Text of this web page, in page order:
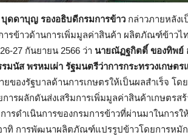
ดดาบุญ รองอธิบดีกรมการข้าว กล่าวภายหลัง
ารข้าวด้านการเพิ่มมูลค่าสินค้า ผลิตภัณฑ์ข้าว
27 กันยายน 2566 ว่า นายณัฏฐกิตติ์ ของทิพย์
รมนัส พรหมเผ่า รัฐมนตรีว่าการกระทรวงเกษต
ยของรัฐบาลด้านการเกษตรให้เป็นผลสำเร็จ โ
การผลักดันส่งเสริมการเพิ่มมูลค่าสินค้าเกษตรส
ารดำเนินการของกรมการข้าวที่ผ่านมาในการ
าทิ การพัฒนาผลิตภัณฑ์แปรรูปข้าวโดยการหมัก